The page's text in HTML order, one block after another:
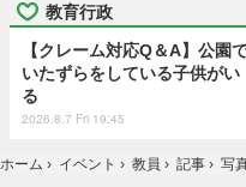
教育行政
【クレーム対応Q＆A】公園
いたずらをしている子供がい
る
2026.8.7 Fri 19:45
ホーム › イベント › 教員 › 記事 › 写